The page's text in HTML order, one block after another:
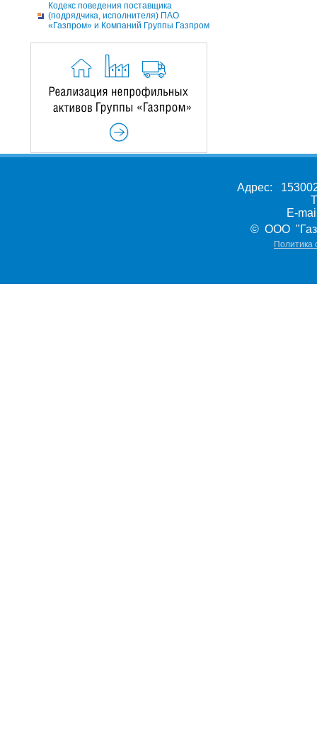
Кодекс поведения поставщика
(подрядчика, исполнителя) ПАО
«Газпром» и Компаний Группы Газпром
Адрес:
E-
© ООО
Политика